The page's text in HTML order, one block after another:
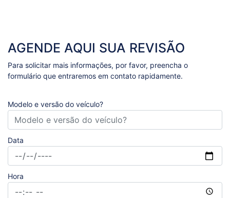
AGENDE AQUI SUA REVISÃO
Para solicitar mais informações, por favor, preencha o
formulário que entraremos em contato rapidamente.
Modelo e versão do veículo?
Data
Hora